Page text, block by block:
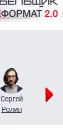
Сергей
Ролин